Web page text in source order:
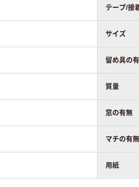
テープ/接
サイズ
留め具の
質量
窓の有無
マチの有無
用紙